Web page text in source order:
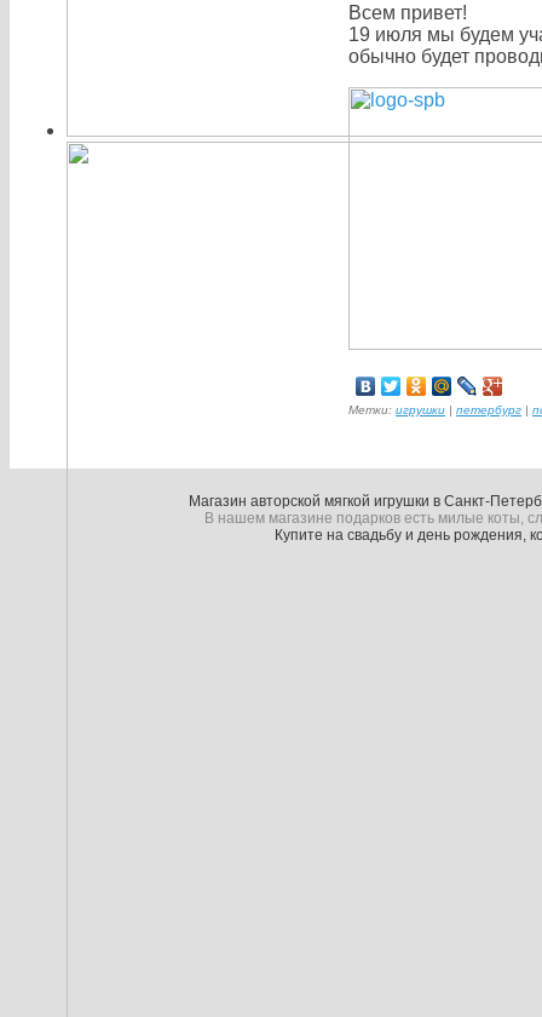
Всем привет!
19 июля мы будем
обычно будет
Метки: игрушки | петербург |
Магазин авторской мягкой игрушки в Санкт-
В нашем магазине подарков есть милые коты,
Купите на свадьбу и день рождения,